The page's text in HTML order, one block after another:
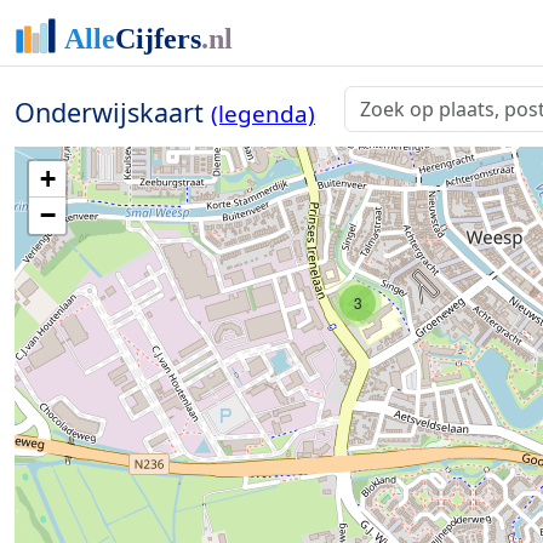
Onderwijskaart (legenda)
3
+
−